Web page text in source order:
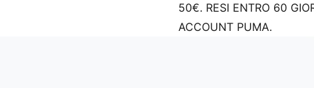
50€. RESI ENTRO 60
ACCOUNT PUMA.